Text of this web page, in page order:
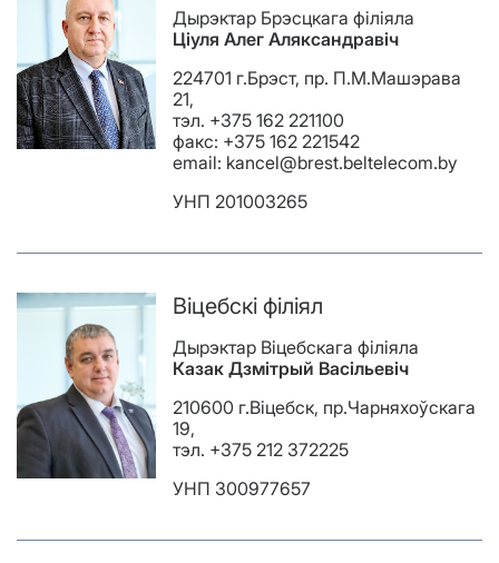
Дырэктар Брэсцкага філіяла
Ціуля Алег Аляксандравіч
224701 г.Брэст, пр. П.М.Машэрава
21,
тэл. +375 162 221100
факс: +375 162 221542
email: kancel@brest.beltelecom.by
УНП 201003265
Віцебскі філіял
Дырэктар Віцебскага філіяла
Казак Дзмітрый Васільевіч
210600 г.Віцебск, пр.Чарняхоўскага
19,
тэл. +375 212 372225
УНП 300977657